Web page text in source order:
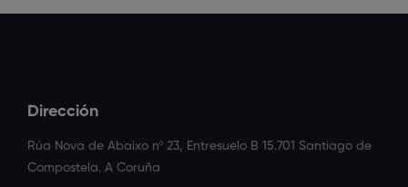
Dirección
Rúa Nova de Abaixo nº 23, Entresuelo B 15.701 Santiago de
Compostela. A Coruña